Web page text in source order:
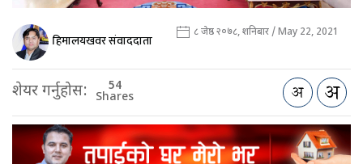
हिमालयखवर संवाददाता ८ जेष्ठ २०७८, शनिबार / May 22, 2021
शेयर गर्नुहोस: 54
Shares